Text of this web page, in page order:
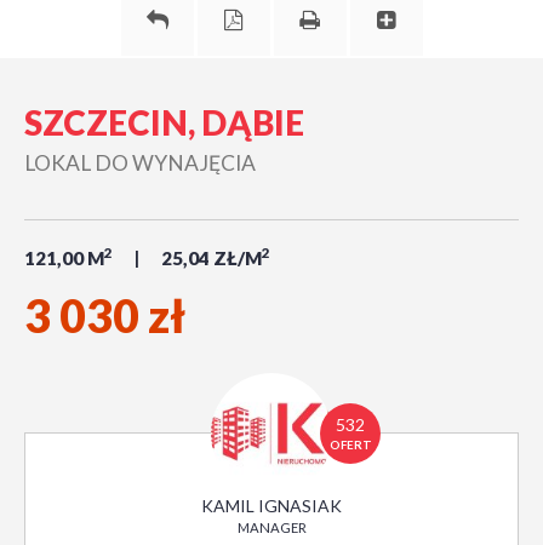
SZCZECIN, DĄBIE
LOKAL DO WYNAJĘCIA
121,00 M2 25,04 ZŁ/M2
3 030 zł
532
OFERT
KAMIL IGNASIAK
MANAGER